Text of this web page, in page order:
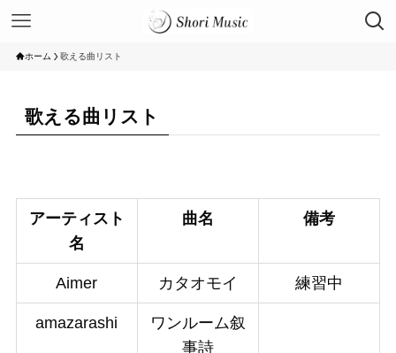
ホーム 歌える曲リスト
歌える曲リスト
アーティスト
名
曲名 備考
Aimer カタオモイ 練習中
amazarashi
ワンルーム叙
事詩